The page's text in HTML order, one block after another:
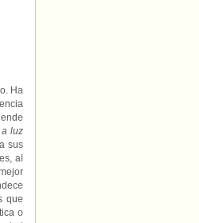
Ha
a luz
sus
al
que
o